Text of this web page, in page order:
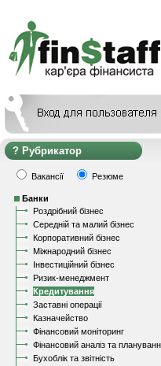
Рубрикатор
Вакансії Резюме
Банки
Роздрібний бізнес
Середній та малий бізнес
Корпоративний бізнес
Міжнародний бізнес
Інвестиційний бізнес
Ризик-менеджмент
Кредитування
Заставні операції
Казначейство
Фінансовий моніторинг
Фінансовий аналіз та
Бухоблік та звітність